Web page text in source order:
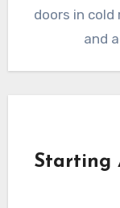
doors in cold
and
Starting